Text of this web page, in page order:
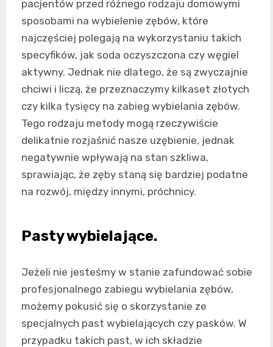
pacjentów przed różnego rodzaju domowymi
sposobami na wybielenie zębów, które
najczęściej polegają na wykorzystaniu takich
specyfików, jak soda oczyszczona czy węgiel
aktywny. Jednak nie dlatego, że są zwyczajnie
chciwi i liczą, że przeznaczymy kilkaset złotych
czy kilka tysięcy na zabieg wybielania zębów.
Tego rodzaju metody mogą rzeczywiście
delikatnie rozjaśnić nasze uzębienie, jednak
negatywnie wpływają na stan szkliwa,
sprawiając, że zęby staną się bardziej podatne
na rozwój, między innymi, próchnicy.
Pasty wybielające.
Jeżeli nie jesteśmy w stanie zafundować sobie
profesjonalnego zabiegu wybielania zębów,
możemy pokusić się o skorzystanie ze
specjalnych past wybielających czy pasków. W
przypadku takich past, w ich składzie